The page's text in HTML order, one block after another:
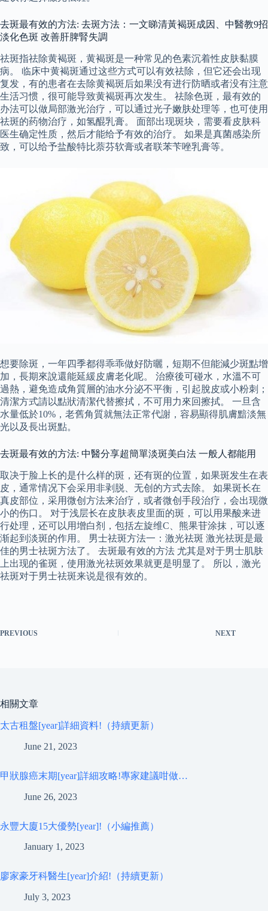
去斑最有效的方法: 去斑方法：一文睇清黃褐斑成因、中醫教9招
淡化色斑 改善肝脾腎失調
祛斑指祛除黄褐斑，黄褐斑是一种常见的色素沉着性皮肤黏膜
病。 临床中黄褐斑通过这些方式可以有效祛除，但它还会出现
复发，有的患者在去除黄褐斑后如果没有进行防晒或者没有注意
生活习惯，很可能导致黄褐斑再次发生。 祛除色斑，最有效的
办法可以做局部激光治疗，可以通过光子嫩肤处理等，也可使用
祛斑的药物治疗，如氢醌乳膏。 面部出现斑块，需要看皮肤科
医生确定性质，然后才能给予有效的治疗。 如果是真菌感染所
致，可以给予盐酸特比萘芬软膏或者联苯苄唑乳膏等。
想要除斑，一年四季都得乖乖做好防曬，短期不但能減少斑點增
加，長期來說還能延緩皮膚老化呢。 治療後可碰水，水溫不可
過熱，避免造成角質層的油水分泌不平衡，引起脫皮或小粉刺；
清潔方式請以點狀清潔代替擦拭，不可用力來回擦拭。 一旦含
水量低於10%，老舊角質就無法正常代謝，容易顯得肌膚黯淡無
光以及長出斑點。
去斑最有效的方法: 中醫分享超簡單淡斑美白法 一般人都能用
取决于脸上长的是什么样的斑，还有斑的位置，如果斑发生在表
皮，通常情况下会采用非剥脱、无创的方式去除。 如果斑长在
真皮部位，采用微创方法来治疗，或者微创手段治疗，会出现微
小的伤口。 对于浅层长在皮肤表皮里面的斑，可以用果酸来进
行处理，还可以用增白剂，包括左旋维C、熊果苷涂抹，可以逐
渐起到淡斑的作用。 男士祛斑方法一：激光祛斑 激光祛斑是最
佳的男士祛斑方法了。 去斑最有效的方法 尤其是对于男士肌肤
上出现的雀斑，使用激光祛斑效果就更是明显了。 所以，激光
祛斑对于男士祛斑来说是很有效的。
PREVIOUS NEXT
相關文章
太古租盤[year]詳細資料!（持續更新）
June 21, 2023
甲狀腺癌末期[year]詳細攻略!專家建議咁做…
June 26, 2023
永豐大廈15大優勢[year]!（小編推薦）
January 1, 2023
廖家豪牙科醫生[year]介紹!（持續更新）
July 3, 2023